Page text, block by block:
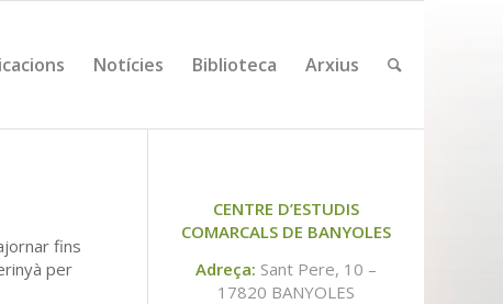
Notícies Biblioteca Arxius
fins
per
CENTRE D’ESTUDIS
COMARCALS DE BANYOLES
Adreça: Sant Pere, 10 –
17820 BANYOLES